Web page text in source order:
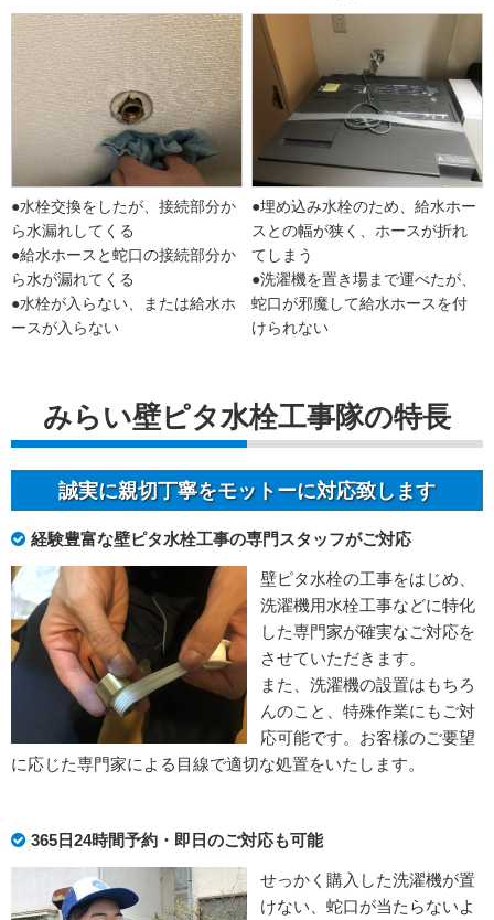
●水栓交換をしたが、接続部分か
ら水漏れしてくる
●給水ホースと蛇口の接続部分か
ら水が漏れてくる
●水栓が入らない、または給水ホ
ースが入らない
●埋め込み水栓のため、給水ホー
スとの幅が狭く、ホースが折れ
てしまう
●洗濯機を置き場まで運べたが、
蛇口が邪魔して給水ホースを付
けられない
みらい壁ピタ水栓工事隊の特長
誠実に親切丁寧をモットーに対応致します
経験豊富な壁ピタ水栓工事の専門スタッフがご対応
壁ピタ水栓の工事をはじめ、
洗濯機用水栓工事などに特化
した専門家が確実なご対応を
させていただきます。
また、洗濯機の設置はもちろ
んのこと、特殊作業にもご対
応可能です。お客様のご要望
に応じた専門家による目線で適切な処置をいたします。
365日24時間予約・即日のご対応も可能
せっかく購入した洗濯機が置
けない、蛇口が当たらないよ